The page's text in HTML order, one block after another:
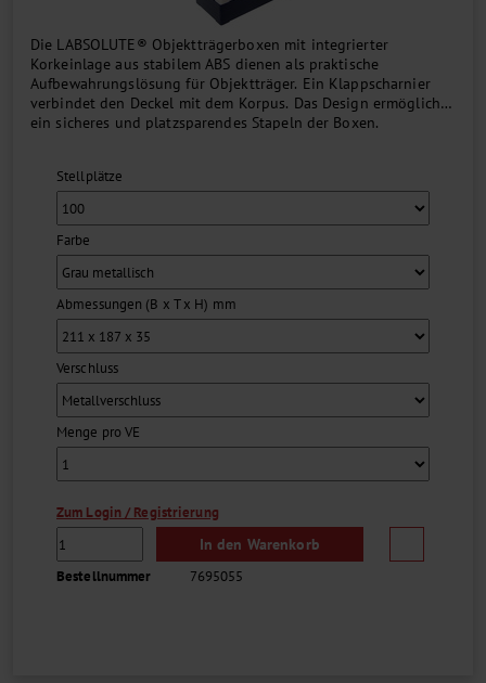
Die LABSOLUTE® Objektträgerboxen mit integrierter
Korkeinlage aus stabilem ABS dienen als praktische
Aufbewahrungslösung für Objektträger. Ein Klappscharnier
verbindet den Deckel mit dem Korpus. Das Design ermöglicht
ein sicheres und platzsparendes Stapeln der Boxen.
Deckel erleichtert. Damit wird eine schnelle und mühelose
Identifizierung der Objektträger ermöglicht....
Stellplätze
Farbe
Abmessungen (B x T x H) mm
Verschluss
Menge pro VE
Zum Login / Registrierung
In den Warenkorb
Bestellnummer 7695055